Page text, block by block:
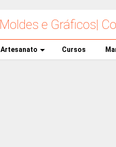
Moldes e Gráficos|
Artesanato Cursos